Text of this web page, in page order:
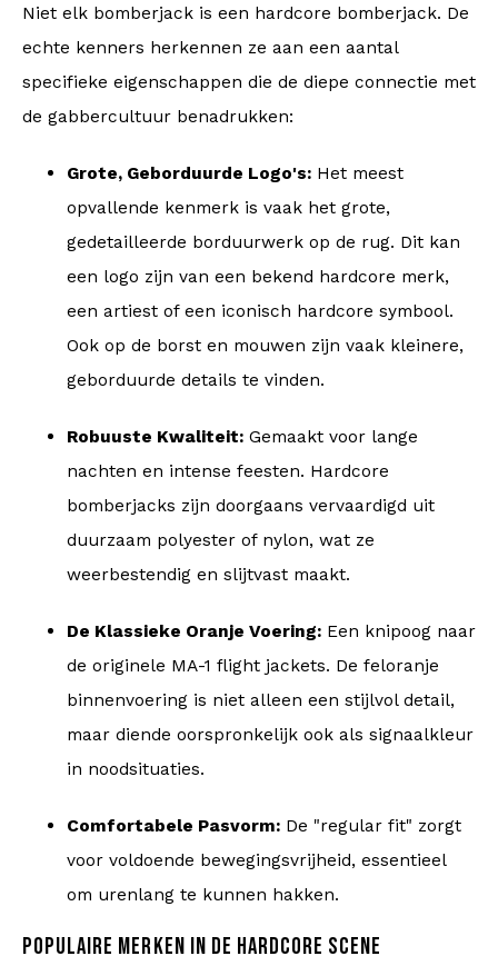
Niet elk bomberjack is een hardcore bomberjack. De
echte kenners herkennen ze aan een aantal
specifieke eigenschappen die de diepe connectie met
de gabbercultuur benadrukken:
Grote, Geborduurde Logo's: Het meest
opvallende kenmerk is vaak het grote,
gedetailleerde borduurwerk op de rug. Dit kan
een logo zijn van een bekend hardcore merk,
een artiest of een iconisch hardcore symbool.
Ook op de borst en mouwen zijn vaak kleinere,
geborduurde details te vinden.
Robuuste Kwaliteit: Gemaakt voor lange
nachten en intense feesten. Hardcore
bomberjacks zijn doorgaans vervaardigd uit
duurzaam polyester of nylon, wat ze
weerbestendig en slijtvast maakt.
De Klassieke Oranje Voering: Een knipoog naar
de originele MA-1 flight jackets. De feloranje
binnenvoering is niet alleen een stijlvol detail,
maar diende oorspronkelijk ook als signaalkleur
in noodsituaties.
Comfortabele Pasvorm: De "regular fit" zorgt
voor voldoende bewegingsvrijheid, essentieel
om urenlang te kunnen hakken.
POPULAIRE MERKEN IN DE HARDCORE SCENE